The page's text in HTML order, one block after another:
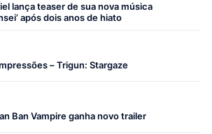
lança teaser de sua nova música
após dois anos de hiato
– Trigun: Stargaze
Ban Vampire ganha novo trailer